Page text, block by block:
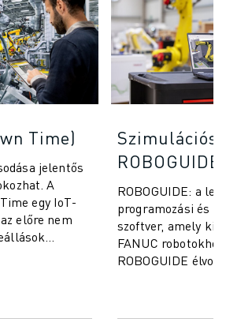
Time)
jelentős
A
egy IoT-
előre nem
Szimulációs
ROBOGUIDE
ROBOGUIDE: a
programozási és
szoftver, amely
FANUC
ROBOGUIDE